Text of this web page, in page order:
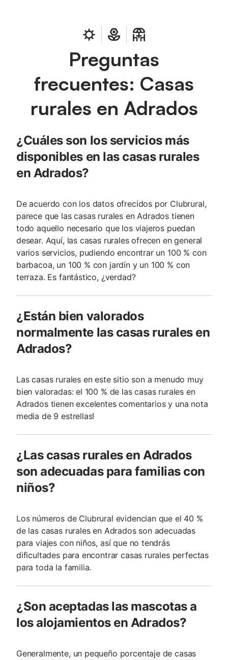
Preguntas
frecuentes: Casas
rurales en Adrados
¿Cuáles son los servicios más
disponibles en las casas rurales
en Adrados?
De acuerdo con los datos ofrecidos por Clubrural,
parece que las casas rurales en Adrados tienen
todo aquello necesario que los viajeros puedan
desear. Aquí, las casas rurales ofrecen en general
varios servicios, pudiendo encontrar un 100 % con
barbacoa, un 100 % con jardín y un 100 % con
terraza. Es fantástico, ¿verdad?
¿Están bien valorados
normalmente las casas rurales en
Adrados?
Las casas rurales en este sitio son a menudo muy
bien valoradas: el 100 % de las casas rurales en
Adrados tienen excelentes comentarios y una nota
media de 9 estrellas!
¿Las casas rurales en Adrados
son adecuadas para familias con
niños?
Los números de Clubrural evidencian que el 40 %
de las casas rurales en Adrados son adecuadas
para viajes con niños, así que no tendrás
dificultades para encontrar casas rurales perfectas
para toda la familia.
¿Son aceptadas las mascotas a
los alojamientos en Adrados?
Generalmente, un pequeño porcentaje de casas